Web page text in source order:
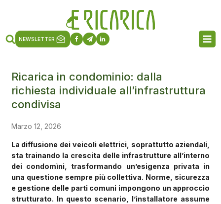
NEWSLETTER
Ricarica in condominio: dalla
richiesta individuale all’infrastruttura
condivisa
Marzo 12, 2026
La diffusione dei veicoli elettrici, soprattutto aziendali,
sta trainando la crescita delle infrastrutture all’interno
dei condomìni, trasformando un’esigenza privata in
una questione sempre più collettiva. Norme, sicurezza
e gestione delle parti comuni impongono un approccio
strutturato. In questo scenario, l’installatore assume